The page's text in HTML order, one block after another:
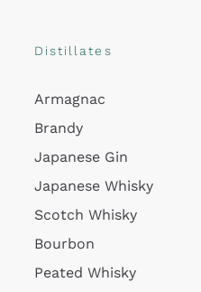
Distillates
Armagnac
Brandy
Japanese Gin
Japanese Whisky
Scotch Whisky
Bourbon
Peated Whisky